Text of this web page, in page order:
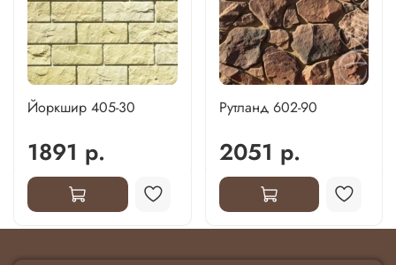
Йоркшир 405-30
1891 р.
Рутланд 602-90
2051 р.